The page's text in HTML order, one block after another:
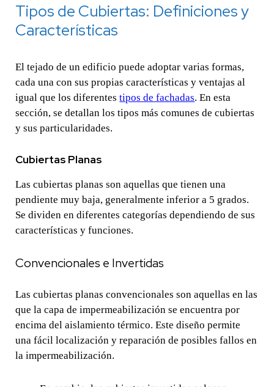
Tipos de Cubiertas: Definiciones y
Características
El tejado de un edificio puede adoptar varias formas,
cada una con sus propias características y ventajas al
igual que los diferentestipos de fachadas. En esta
sección, se detallan los tipos más comunes de cubiertas
y sus particularidades.
Cubiertas Planas
Las cubiertas planas son aquellas que tienen una
pendiente muy baja, generalmente inferior a 5 grados.
Se dividen en diferentes categorías dependiendo de sus
características y funciones.
Convencionales e Invertidas
Las cubiertas planas convencionales son aquellas en las
que la capa de impermeabilización se encuentra por
encima del aislamiento térmico. Este diseño permite
una fácil localización y reparación de posibles fallos en
la impermeabilización.